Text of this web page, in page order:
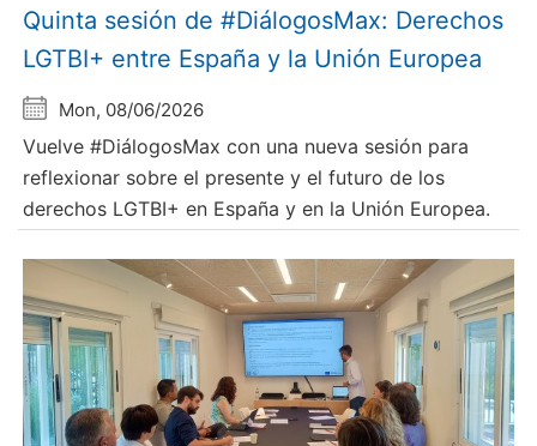
Quinta sesión de #DiálogosMax: Derechos
LGTBI+ entre España y la Unión Europea
Mon, 08/06/2026
Vuelve #DiálogosMax con una nueva sesión para
reflexionar sobre el presente y el futuro de los
derechos LGTBI+ en España y en la Unión Europea.